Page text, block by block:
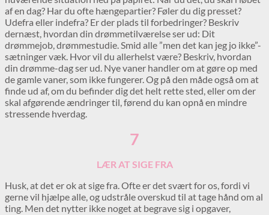
af en dag? Har du ofte hængepartier? Føler du dig presset?
Udefra eller indefra? Er der plads til forbedringer? Beskriv
dernæst, hvordan din drømmetilværelse ser ud: Dit
drømmejob, drømmestudie. Smid alle ”men det kan jeg jo ikke”-
sætninger væk. Hvor vil du allerhelst være? Beskriv, hvordan
din drømme-dag ser ud. Nye vaner handler om at gøre op med
de gamle vaner, som ikke fungerer. Og på den måde også om at
finde ud af, om du befinder dig det helt rette sted, eller om der
skal afgørende ændringer til, førend du kan opnå en mindre
stressende hverdag.
7
LÆR AT SIGE FRA
Husk, at det er ok at sige fra. Ofte er det svært for os, fordi vi
gerne vil hjælpe alle, og udstråle overskud til at tage hånd om al
ting. Men det nytter ikke noget at begrave sig i opgaver,